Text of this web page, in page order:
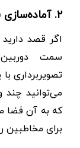
۲. آماده‌سازی فضای تصویربرداری
اگر قصد
سمت
تصویربرداری
می‌توانید
که به آن فضا
برای مخاطبین